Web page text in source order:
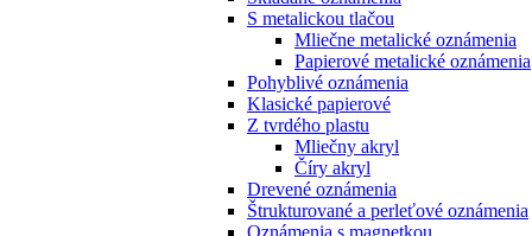
S metalickou tlačou
Mliečne metalické oznámenia
Papierové metalické oznámenia
Pohyblivé oznámenia
Klasické papierové
Z tvrdého plastu
Mliečny akryl
Číry akryl
Drevené oznámenia
Štrukturované a perleťové oznámenia
Oznámenia s magnetkou